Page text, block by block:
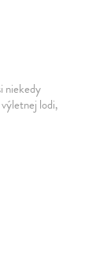
niekedy
lodi,